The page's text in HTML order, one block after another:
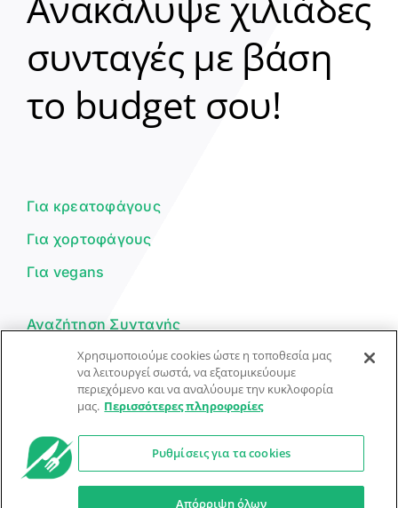
συνταγές με βάση
το budget σου!
Για κρεατοφάγους
Για χορτοφάγους
Για vegans
Αναζήτηση Συνταγής
Υποβολή Συνταγής
Φόρμα Επικοινωνίας
© Dorpon • Μηχανή αναζήτησης για …καλοφαγάδες!
Ο βοηθός μπορεί να κάνει λάθη — ελέγξτε τις συνταγές.
Χρησιμοποιούμε cookies ώστε η τοποθεσία μας
να λειτουργεί σωστά, να εξατομικεύουμε
περιεχόμενο και να αναλύουμε την κυκλοφορία
μας. Περισσότερες πληροφορίες
Ρυθμίσεις για τα cookies
Απόρριψη όλων